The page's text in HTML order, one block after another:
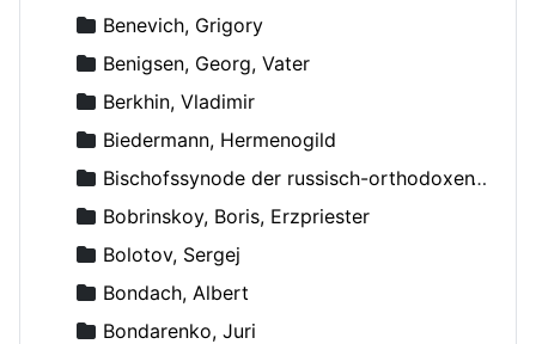
Benevich, Grigory
Benigsen, Georg, Vater
Berkhin, Vladimir
Biedermann, Hermenogild
Bischofssynode der russisch-orthodoxen Kirche
Bobrinskoy, Boris, Erzpriester
Bolotov, Sergej
Bondach, Albert
Bondarenko, Juri